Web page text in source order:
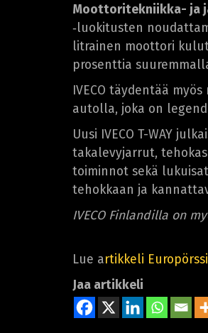
Moottoritekniikka- ja
‑luokitusten
litrainen moottori
prosenttia
IVECO täydentää
autolla, joka on
Uusi IVECO T-WAY
takalevyjarrut,
toiminnot sekä
tehokkaan ja
IVECO Finlandilla on
Lue artikkeli
Jaa artikkeli